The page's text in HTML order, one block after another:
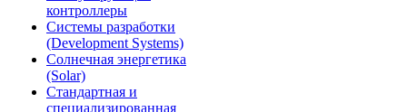
контроллеры
Системы разработки
(Development Systems)
Солнечная энергетика
(Solar)
Стандартная и
специализированная